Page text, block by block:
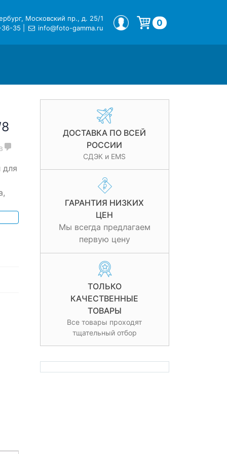
Московский пр., д. 25/1
36-35
info@foto-gamma.ru
МОЙ ПРОФИЛЬ 0
ДОСТАВКА ПО ВСЕЙ
РОССИИ
СДЭК и EMS
ГАРАНТИЯ НИЗКИХ
ЦЕН
Мы всегда предлагаем
первую цену
ТОЛЬКО
КАЧЕСТВЕННЫЕ
ТОВАРЫ
Все товары проходят
тщательный отбор
для